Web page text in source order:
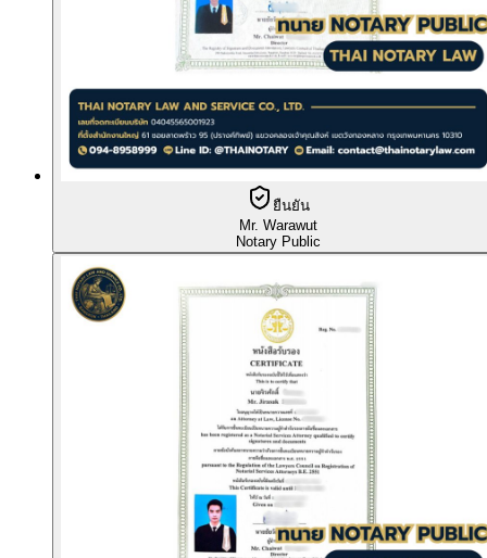
ยืนยัน
Mr. Warawut
Notary Public